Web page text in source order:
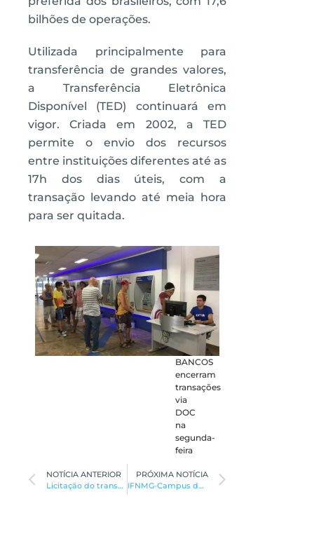
bilhões de operações.
Utilizada principalmente para
transferência de grandes valores,
a Transferência Eletrônica
Disponível (TED) continuará em
vigor. Criada em 2002, a TED
permite o envio dos recursos
entre instituições diferentes até as
17h dos dias úteis, com a
transação levando até meia hora
para ser quitada.
BANCOS
encerram
transações
via
DOC
na
segunda-
feira
NOTÍCIA ANTERIOR
Licitação do transporte escolar rural será entre os dias 15 e 17
PRÓXIMA NOTÍCIA
IFNMG-Campus de Januária e Salinas abrem vagas para professores substitutos